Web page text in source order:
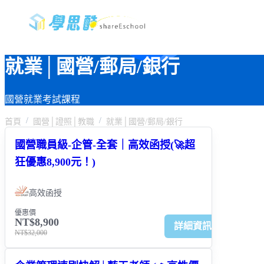
就業│國營/郵局/銀行
國營就業考試課程
首頁 國營│證照│教職 就業│國營/郵局/銀行
國營職員級-企管-全套｜高效函授(🚀超
狂優惠8,900元！)
高效函授
優惠價
NT$8,900
NT$32,000
詳細資訊